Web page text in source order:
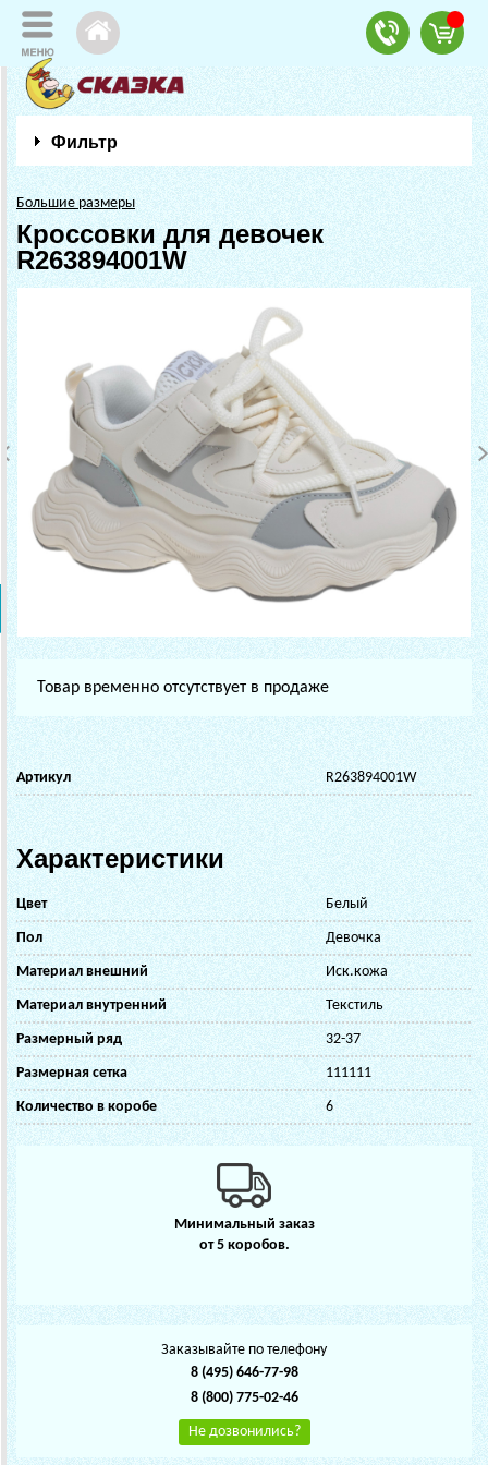
Фильтр
Большие размеры
Кроссовки для девочек
R263894001W
Товар временно отсутствует в продаже
Артикул R263894001W
Характеристики
Цвет Белый
Пол Девочка
Материал внешний Иск.кожа
Материал внутренний Текстиль
Размерный ряд 32-37
Размерная сетка 111111
Количество в коробе 6
Минимальный заказ
от 5 коробов.
Заказывайте по телефону
8 (495) 646-77-98
8 (800) 775-02-46
Не дозвонились?